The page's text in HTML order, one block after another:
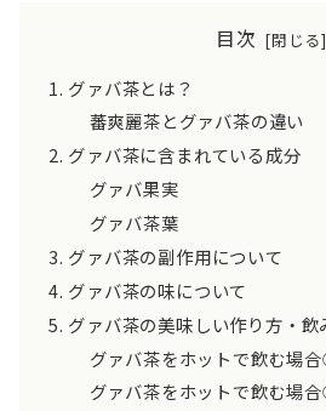
目次
グァバ茶とは？
蕃爽麗茶とグァバ茶の違い
グァバ茶に含まれている成分
グァバ果実
グァバ茶葉
グァバ茶の副作用について
グァバ茶の味について
グァバ茶の美味しい作り方・飲
グァバ茶をホットで飲む場
グァバ茶をホットで飲む場